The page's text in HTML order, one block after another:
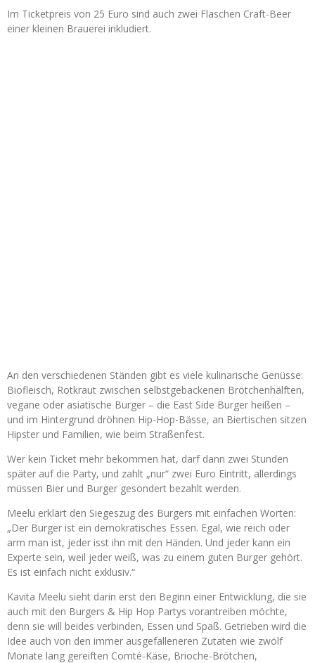
Im Ticketpreis von 25 Euro sind auch zwei Flaschen Craft-Beer
einer kleinen Brauerei inkludiert.
An den verschiedenen Ständen gibt es viele kulinarische Genüsse:
Biofleisch, Rotkraut zwischen selbstgebackenen Brötchenhälften,
vegane oder asiatische Burger – die East Side Burger heißen –
und im Hintergrund dröhnen Hip-Hop-Bässe, an Biertischen sitzen
Hipster und Familien, wie beim Straßenfest.
Wer kein Ticket mehr bekommen hat, darf dann zwei Stunden
später auf die Party, und zahlt „nur“ zwei Euro Eintritt, allerdings
müssen Bier und Burger gesondert bezahlt werden.
Meelu erklärt den Siegeszug des Burgers mit einfachen Worten:
„Der Burger ist ein demokratisches Essen. Egal, wie reich oder
arm man ist, jeder isst ihn mit den Händen. Und jeder kann ein
Experte sein, weil jeder weiß, was zu einem guten Burger gehört.
Es ist einfach nicht exklusiv.“
Kavita Meelu sieht darin erst den Beginn einer Entwicklung, die sie
auch mit den Burgers & Hip Hop Partys vorantreiben möchte,
denn sie will beides verbinden, Essen und Spaß. Getrieben wird die
Idee auch von den immer ausgefalleneren Zutaten wie zwölf
Monate lang gereiften Comté-Käse, Brioche-Brötchen,